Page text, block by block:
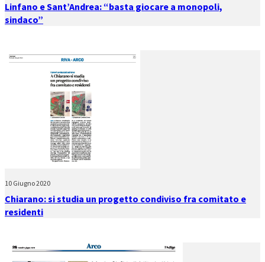
Linfano e Sant’Andrea: “basta giocare a monopoli,
sindaco”
10 Giugno 2020
Chiarano: si studia un progetto condiviso fra comitato e
residenti